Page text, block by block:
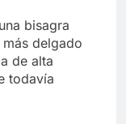
RX en
Mercado
te
bisagra
delgado
de alta
todavía